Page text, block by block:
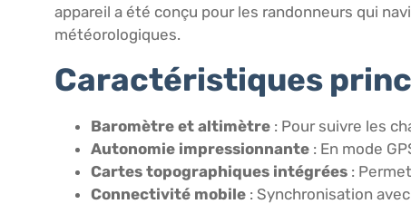
appareil a été conçu pour les randonneurs qui
météorologiques.
Caractéristiques
Baromètre et altimètre : Pour suivre les
Autonomie impressionnante : En mode
Cartes topographiques intégrées :
Connectivité mobile : Synchronisation